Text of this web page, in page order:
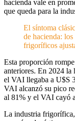
hacienda vale en
que queda para la
El síntoma
de hacienda:
frigoríficos
Esta proporción
anteriores. En 2024 la
el VAI llegaba a U$S
VAI alcanzó su pico
al 81% y el VAI cayó
La industria frigorífica,